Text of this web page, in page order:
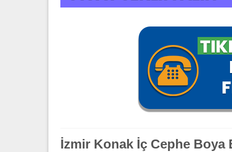
İzmir Konak İç Cephe Boya